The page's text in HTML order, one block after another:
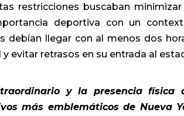
restricciones buscaban
deportiva con un
debían llegar con al menos dos
evitar retrasos en su entrada al
y la presencia
más emblemáticos de Nueva